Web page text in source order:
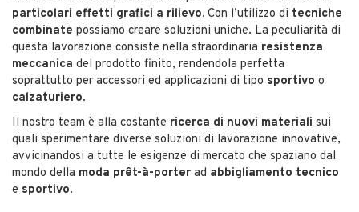
particolari effetti grafici a rilievo. Con l’utilizzo di tecniche
combinate possiamo creare soluzioni uniche. La peculiarità di
questa lavorazione consiste nella straordinaria resistenza
meccanica del prodotto finito, rendendola perfetta
soprattutto per accessori ed applicazioni di tipo sportivo o
calzaturiero.
Il nostro team è alla costante ricerca di nuovi materiali sui
quali sperimentare diverse soluzioni di lavorazione innovative,
avvicinandosi a tutte le esigenze di mercato che spaziano dal
mondo della moda prêt-à-porter ad abbigliamento tecnico
e sportivo.